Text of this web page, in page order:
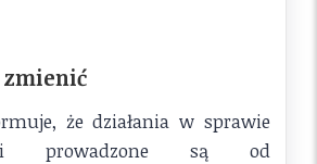
zmienić
że działania w sprawie
prowadzone są od